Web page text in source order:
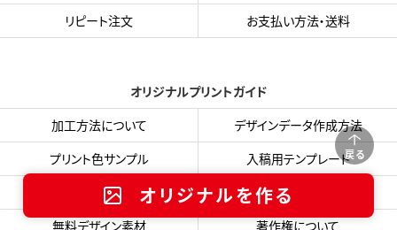
戻る
オリジナルを作る
リピート注文
お支払い方法・送料
オリジナルプリントガイド
加工方法について
デザインデータ作成方法
プリント色サンプル
入稿用テンプレート
フォント・書体集
データ入稿フォーム
無料デザイン素材
著作権について